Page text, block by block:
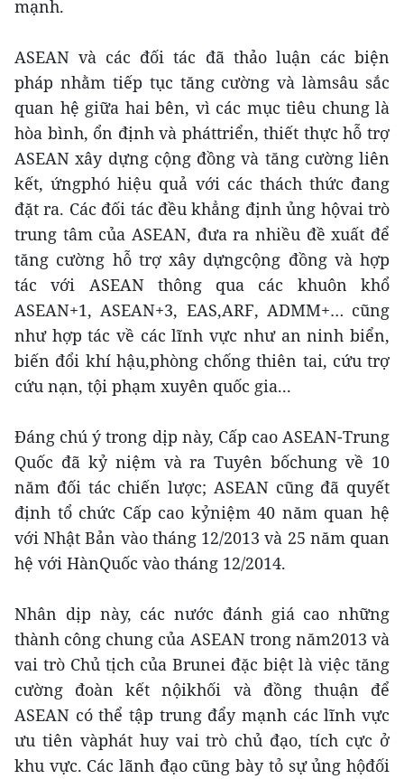
mạnh.
ASEAN và các đối tác đã thảo luận các biện
pháp nhằm tiếp tục tăng cường và làmsâu sắc
quan hệ giữa hai bên, vì các mục tiêu chung là
hòa bình, ổn định và pháttriển, thiết thực hỗ trợ
ASEAN xây dựng cộng đồng và tăng cường liên
kết, ứngphó hiệu quả với các thách thức đang
đặt ra. Các đối tác đều khẳng định ủng hộvai trò
trung tâm của ASEAN, đưa ra nhiều đề xuất để
tăng cường hỗ trợ xây dựngcộng đồng và hợp
tác với ASEAN thông qua các khuôn khổ
ASEAN+1, ASEAN+3, EAS,ARF, ADMM+… cũng
như hợp tác về các lĩnh vực như an ninh biển,
biến đổi khí hậu,phòng chống thiên tai, cứu trợ
cứu nạn, tội phạm xuyên quốc gia...
Đáng chú ý trong dịp này, Cấp cao ASEAN-Trung
Quốc đã kỷ niệm và ra Tuyên bốchung về 10
năm đối tác chiến lược; ASEAN cũng đã quyết
định tổ chức Cấp cao kỷniệm 40 năm quan hệ
với Nhật Bản vào tháng 12/2013 và 25 năm quan
hệ với HànQuốc vào tháng 12/2014.
Nhân dịp này, các nước đánh giá cao những
thành công chung của ASEAN trong năm2013 và
vai trò Chủ tịch của Brunei đặc biệt là việc tăng
cường đoàn kết nộikhối và đồng thuận để
ASEAN có thể tập trung đẩy mạnh các lĩnh vực
ưu tiên vàphát huy vai trò chủ đạo, tích cực ở
khu vực. Các lãnh đạo cũng bày tỏ sự ủng hộđối